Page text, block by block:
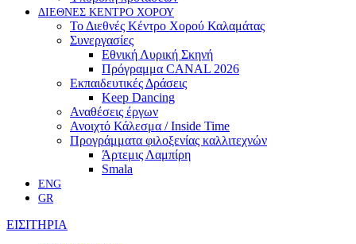
ΔΙΕΘΝΕΣ ΚΕΝΤΡΟ ΧΟΡΟΥ
Το Διεθνές Κέντρο Χορού Καλαμάτας
Συνεργασίες
Εθνική Λυρική Σκηνή
Πρόγραμμα CANAL 2026
Εκπαιδευτικές Δράσεις
Keep Dancing
Αναθέσεις έργων
Ανοιχτό Κάλεσμα / Inside Time
Προγράμματα φιλοξενίας καλλιτεχνών
Άρτεμις Λαμπίρη
Smala
ENG
GR
ΕΙΣΙΤΗΡΙΑ